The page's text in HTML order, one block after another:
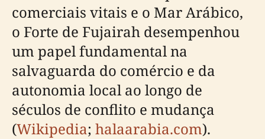
comerciais vitais e o Mar Arábico,
o Forte de Fujairah desempenhou
um papel fundamental na
salvaguarda do comércio e da
autonomia local ao longo de
séculos de conflito e mudança
(Wikipedia; halaarabia.com).